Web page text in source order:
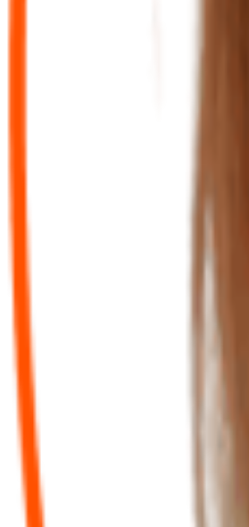
de réductions et d'offres négociées sur
Enregistrez vos déplacements et calculez
GED - Gestion documentaire